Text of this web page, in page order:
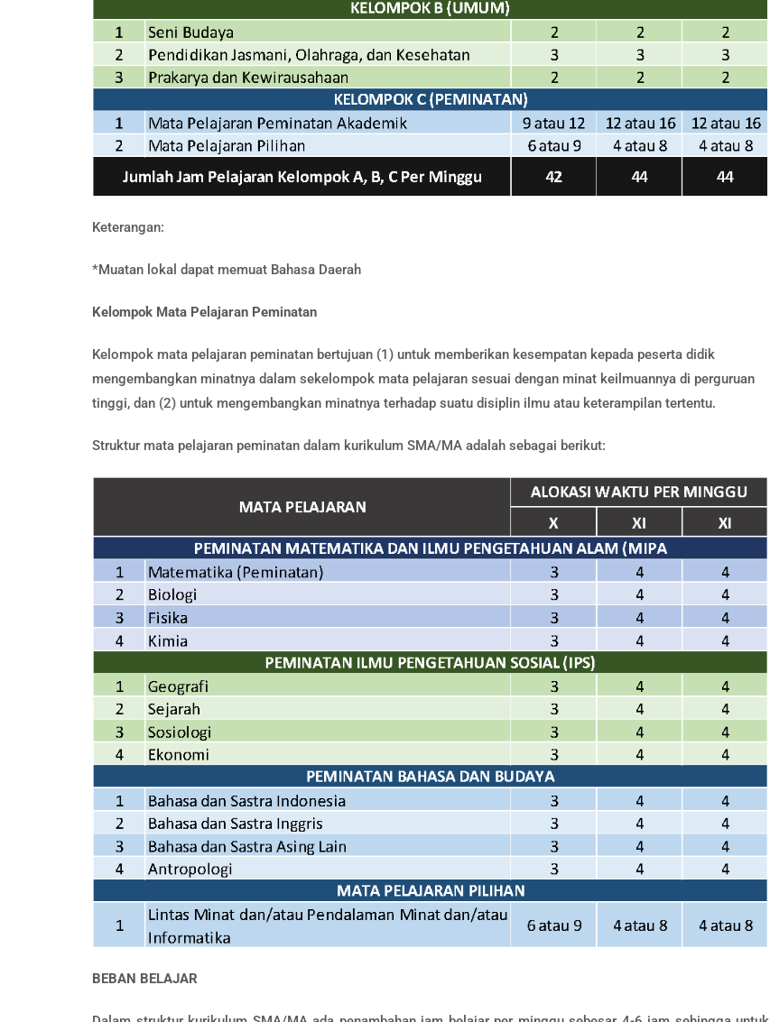
Keterangan:
*Muatan lokal dapat memuat Bahasa Daerah
Kelompok Mata Pelajaran Peminatan
Kelompok mata pelajaran peminatan bertujuan (1) untuk memberikan kesempatan kepada peserta didik
mengembangkan minatnya dalam sekelompok mata pelajaran sesuai dengan minat keilmuannya di perguruan
tinggi, dan (2) untuk mengembangkan minatnya terhadap suatu disiplin ilmu atau keterampilan tertentu.
Struktur mata pelajaran peminatan dalam kurikulum SMA/MA adalah sebagai berikut:
BEBAN BELAJAR